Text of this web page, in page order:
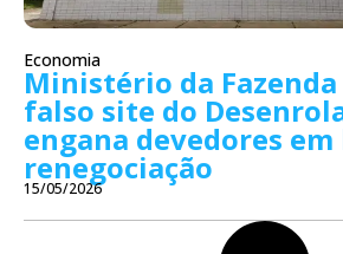
Economia
Ministério da
falso site do
engana devedores em
renegociação
15/05/2026